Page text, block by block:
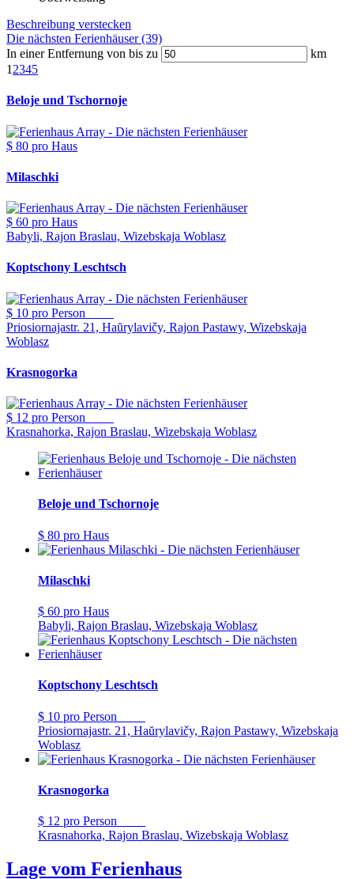
Beschreibung verstecken
Die nächsten Ferienhäuser (39)
In einer Entfernung von bis zu
km
1 2345
Beloje und Tschornoje
$ 80 pro Haus
Milaschki
$ 60 pro Haus
Babyli, Rajon Braslau, Wizebskaja Woblasz
Koptschony Leschtsch
$ 10 pro Person
Priosiornajastr. 21, Haŭrylavičy, Rajon Pastawy, Wizebskaja
Woblasz
Krasnogorka
$ 12 pro Person
Krasnahorka, Rajon Braslau, Wizebskaja Woblasz
Beloje und Tschornoje
$ 80 pro Haus
Milaschki
$ 60 pro Haus
Babyli, Rajon Braslau, Wizebskaja Woblasz
Koptschony Leschtsch
$ 10 pro Person
Priosiornajastr. 21, Haŭrylavičy, Rajon Pastawy, Wizebskaja
Woblasz
Krasnogorka
$ 12 pro Person
Krasnahorka, Rajon Braslau, Wizebskaja Woblasz
Lage vom Ferienhaus